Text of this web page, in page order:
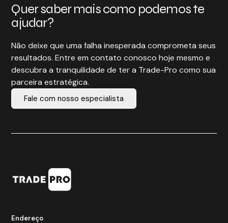
Quer saber mais como podemos te
ajudar?
Não deixe que uma falha inesperada comprometa seus
resultados. Entre em contato conosco hoje mesmo e
descubra a tranquilidade de ter a Trade-Pro como sua
parceira estratégica.
Fale com nosso especialista
Endereço